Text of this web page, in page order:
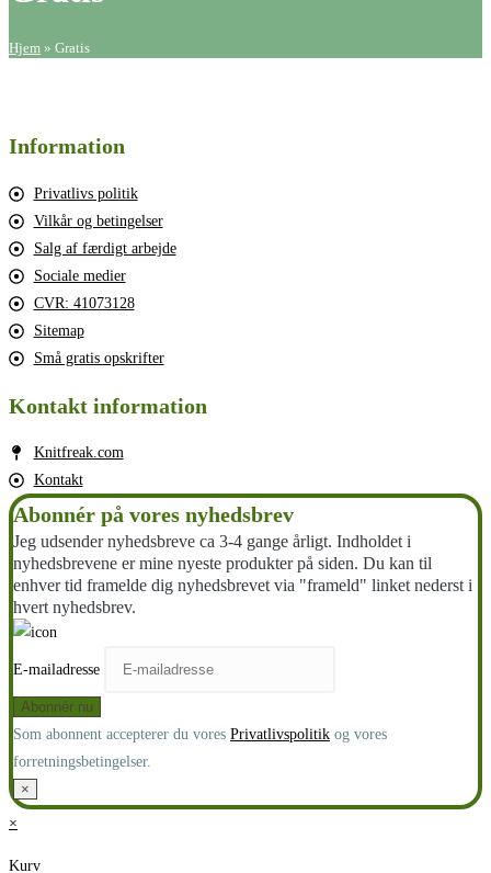
Hjem » Gratis
Information
Privatlivs politik
Vilkår og betingelser
Salg af færdigt arbejde
Sociale medier
CVR: 41073128
Sitemap
Små gratis opskrifter
Kontakt information
Knitfreak.com
Kontakt
Abonnér på vores nyhedsbrev
Jeg udsender nyhedsbreve ca 3-4 gange årligt. Indholdet i
nyhedsbrevene er mine nyeste produkter på siden. Du kan til
enhver tid framelde dig nyhedsbrevet via "frameld" linket nederst i
hvert nyhedsbrev.
E-mailadresse
Som abonnent accepterer du vores Privatlivspolitik og vores
forretningsbetingelser.
×
×
Kurv